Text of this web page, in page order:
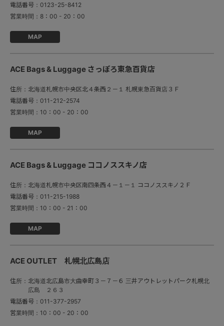
電話番号： 0123-25-8412
営業時間： 8：00 - 20：00
MAP
ACE Bags & Luggage さっぽろ東急百貨店
住所： 北海道札幌市中央区北４条西２－１ 札幌東急百貨店３Ｆ
電話番号： 011-212-2574
営業時間： 10：00 - 20：00
MAP
ACE Bags & Luggage ココノススキノ店
住所： 北海道札幌市中央区南四条西４－１－１ ココノススキノ２Ｆ
電話番号： 011-215-1988
営業時間： 10：00 - 21：00
MAP
ACE OUTLET 札幌北広島店
住所： 北海道北広島市大曲幸町３－７－６ 三井アウトレットパーク札幌北
広島 ２６３
電話番号： 011-377-2957
営業時間： 10：00 - 20：00